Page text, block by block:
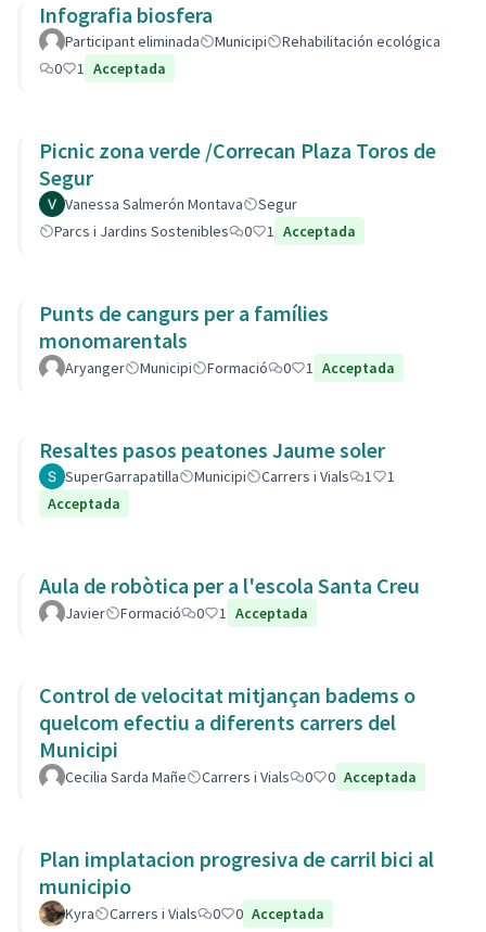
Infografia biosfera
Participant eliminada Municipi
Rehabilitación ecológica
0
1 Acceptada
Picnic zona verde /Correcan Plaza Toros de
Segur
Vanessa Salmerón Montava
Segur
Parcs i Jardins Sostenibles
0 1 Acceptada
Punts de cangurs per a famílies
monomarentals
Aryanger Municipi Formació 0 1 Acceptada
Resaltes pasos peatones Jaume soler
SuperGarrapatilla Municipi Carrers i Vials 1
1
Acceptada
Aula de robòtica per a l'escola Santa Creu
Javier Formació 0 1 Acceptada
Control de velocitat mitjançan badems o
quelcom efectiu a diferents carrers del
Municipi
Cecilia Sarda Mañe Carrers i Vials 0 0 Acceptada
Plan implatacion progresiva de carril bici al
municipio
Kyra Carrers i Vials 0 0 Acceptada